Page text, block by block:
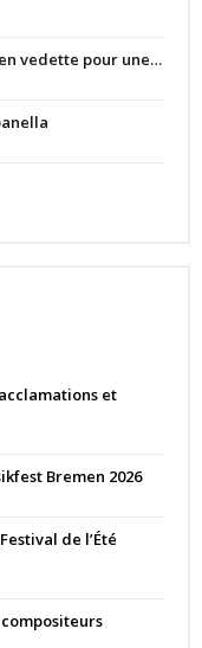
vedette pour une…
et
Bremen 2026
de l’Été